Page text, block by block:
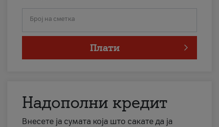
Број на сметка
Плати
Надополни кредит
Внесете ја сумата која што сакате да ја